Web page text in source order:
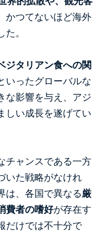
かつてないほど海外
。
ジタリアン食への関
いったグローバルな
な影響を与え、アジ
しい成長を遂げてい
チャンスである一方
いた戦略がなけれ
は、各国で異なる厳
費者の嗜好が存在す
だけでは不十分で